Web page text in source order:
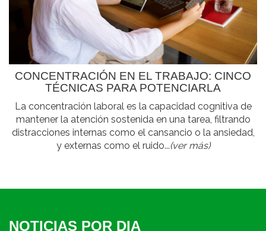
CONCENTRACIÓN EN EL TRABAJO: CINCO
TÉCNICAS PARA POTENCIARLA
La concentración laboral es la capacidad cognitiva de
mantener la atención sostenida en una tarea, filtrando
distracciones internas como el cansancio o la ansiedad,
y externas como el ruido...(ver más)
NOTICIAS POR DIA